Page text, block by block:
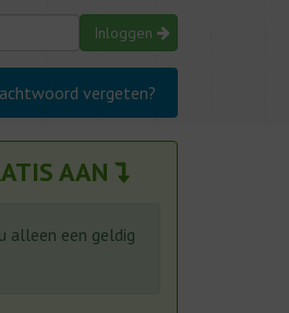
Inloggen
vergeten?
AAN
alleen een geldig